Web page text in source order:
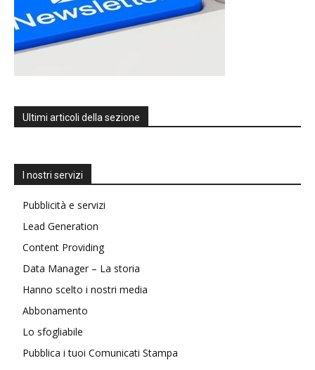
Ultimi articoli della sezione
I nostri servizi
Pubblicità e servizi
Lead Generation
Content Providing
Data Manager – La storia
Hanno scelto i nostri media
Abbonamento
Lo sfogliabile
Pubblica i tuoi Comunicati Stampa